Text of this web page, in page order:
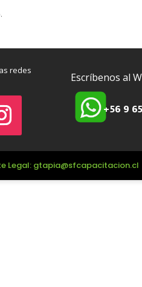
redes
Escríbenos al
+56 9
Legal: gtapia@sfcapacitacion.cl